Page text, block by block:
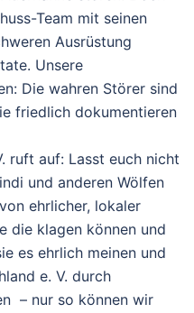
Team mit seinen
Ausrüstung
Unsere
Die wahren Störer sind
friedlich dokumentieren
ruft auf: Lasst euch nicht
und anderen Wölfen
ehrlicher, lokaler
die klagen können und
es ehrlich meinen und
e. V. durch
– nur so können wir